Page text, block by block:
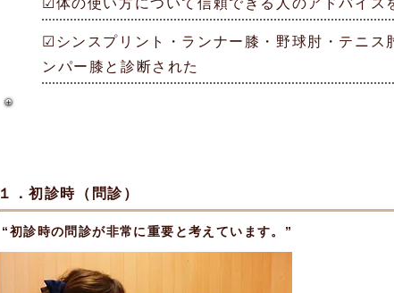
☑体の使い方について信頼できる人のアドバイス
☑シンスプリント・ランナー膝・野球肘・テニス
ンパー膝と診断された
１．初診時（問診）
“初診時の問診が非常に重要と考えています。”